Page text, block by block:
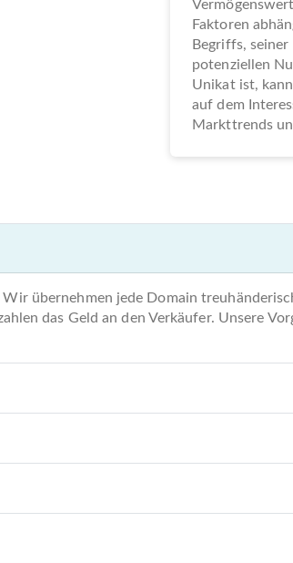
Faktoren
Begriffs,
potenziellen
Unikat ist,
auf dem
Markttrends
übernehmen jede Domain
das Geld an den Verkäufer. Unsere